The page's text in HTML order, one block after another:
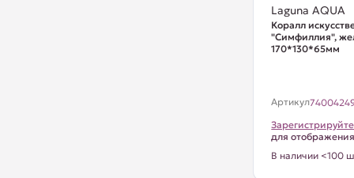
Laguna AQUA
Коралл
"Симфиллия",
170*130*65мм
Артикул
для
В наличии <100